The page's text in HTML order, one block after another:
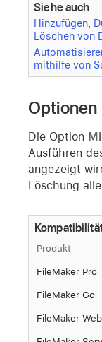
Siehe auch
Hinzufügen,
Löschen von
mithilfe von
Optionen
Die Option
Ausführen
angezeigt
Löschung
Produkt
FileMaker Pro
FileMaker Go
FileMaker